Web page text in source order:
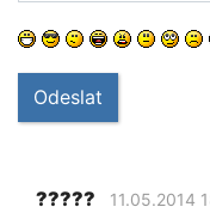
Odeslat
????? 11.05.2014